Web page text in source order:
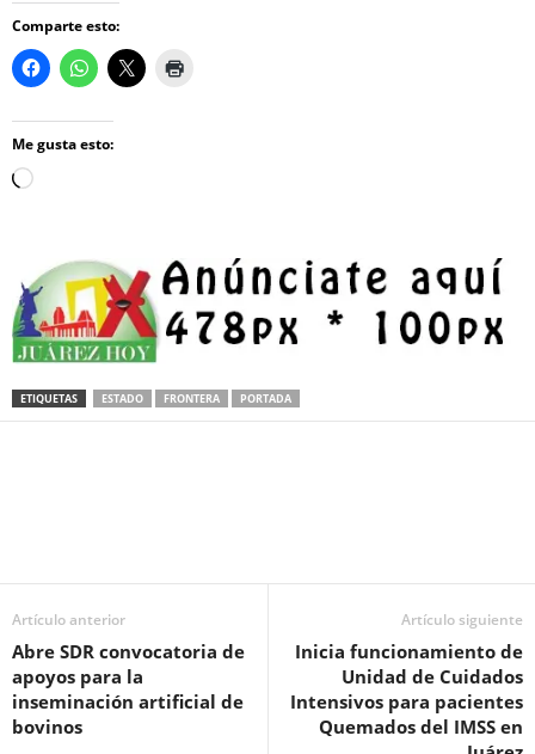
Comparte esto:
Me gusta esto:
Loading…
ETIQUETAS ESTADO FRONTERA PORTADA
Artículo anterior
Abre SDR convocatoria de
apoyos para la
inseminación artificial de
bovinos
Artículo siguiente
Inicia funcionamiento de
Unidad de Cuidados
Intensivos para pacientes
Quemados del IMSS en